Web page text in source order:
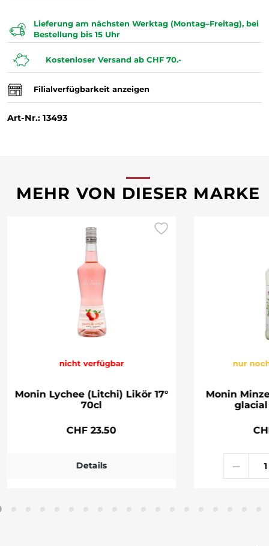
Lieferung am nächsten Werktag (Montag–Freitag), bei
Bestellung bis 15 Uhr
Kostenloser Versand ab CHF 70.-
Filialverfügbarkeit anzeigen
Art-Nr.: 13493
MEHR VON DIESER MARKE
nicht verfügbar
Monin Lychee (Litchi) Likör 17°
70cl
CHF 23.50
Details
nur
Monin